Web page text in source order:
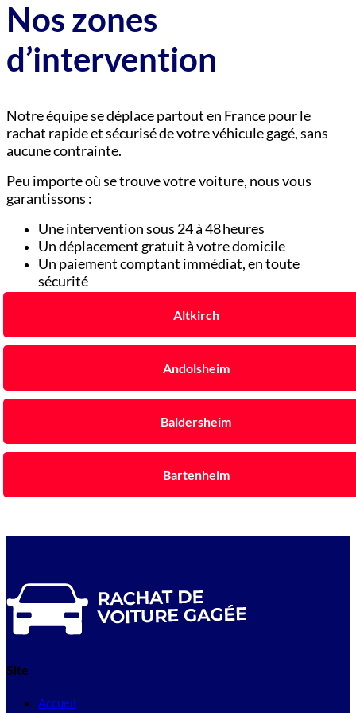
Nos zones
d’intervention
Notre équipe se déplace partout en France pour le
rachat rapide et sécurisé de votre véhicule gagé, sans
aucune contrainte.
Peu importe où se trouve votre voiture, nous vous
garantissons :
Une intervention sous 24 à 48 heures
Un déplacement gratuit à votre domicile
Un paiement comptant immédiat, en toute
sécurité
Altkirch
Andolsheim
Baldersheim
Bartenheim
Site
Accueil